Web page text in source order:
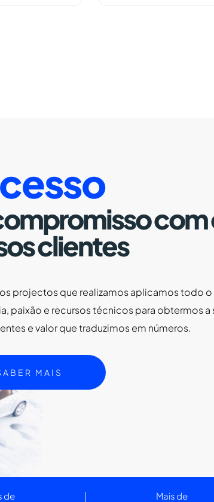
com
clientes
projectos que realizamos aplicamos todo
paixão e recursos técnicos para obtermos
e valor que traduzimos em números.
MAIS
de Mais de